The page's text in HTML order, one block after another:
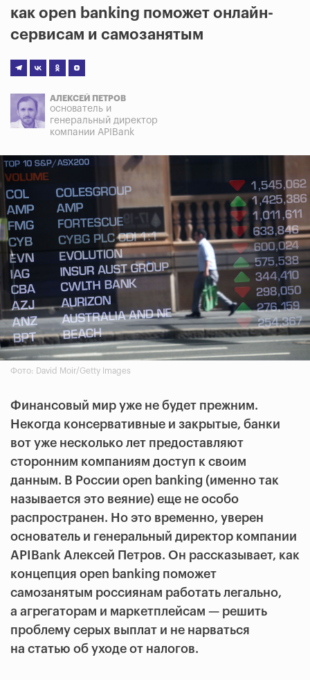
как open banking поможет онлайн-
сервисам и самозанятым
АЛЕКСЕЙ ПЕТРОВ
основатель и
генеральный директор
компании APIBank
Фото: David Moir/Getty Images
Финансовый мир уже не будет прежним.
Некогда консервативные и закрытые, банки
вот уже несколько лет предоставляют
сторонним компаниям доступ к своим
данным. В России open banking (именно так
называется это веяние) еще не особо
распространен. Но это временно, уверен
основатель и генеральный директор компании
APIBank Алексей Петров. Он рассказывает, как
концепция open banking поможет
самозанятым россиянам работать легально,
а агрегаторам и маркетплейсам — решить
проблему серых выплат и не нарваться
на статью об уходе от налогов.